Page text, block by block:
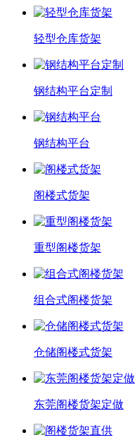
轻型仓库货架
钢结构平台定制
钢结构平台
阁楼式货架
重型阁楼货架
组合式阁楼货架
仓储阁楼式货架
东莞阁楼货架定做